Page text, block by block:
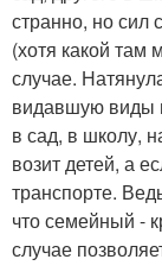
странно, но сил
(хотя какой там
случае.
видавшую виды
в сад, в школу,
возит детей, а
транспорте.
что семейный -
случае